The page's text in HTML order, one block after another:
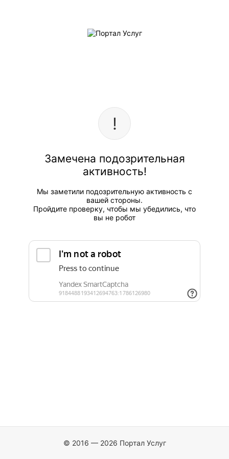
Замечена подозрительная
активность!
Мы заметили подозрительную активность с
вашей стороны.
Пройдите проверку, чтобы мы убедились, что
вы не робот
© 2016 — 2026 Портал Услуг